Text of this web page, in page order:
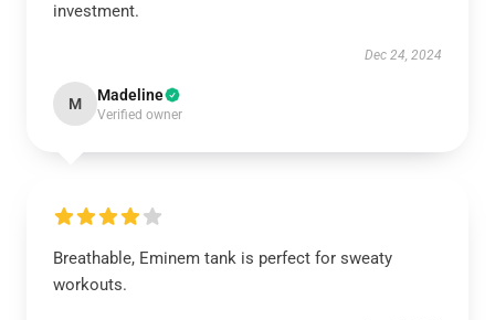
investment.
Dec 24, 2024
M Madeline
Verified owner
Breathable, Eminem tank is perfect for sweaty
workouts.